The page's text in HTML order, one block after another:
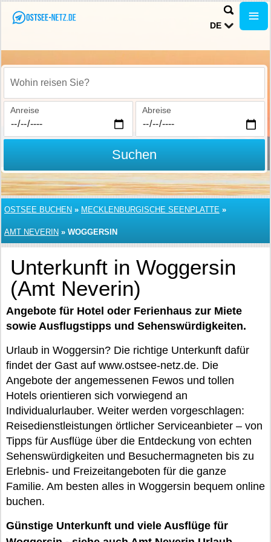
DE
Wohin reisen Sie?
Anreise Abreise
Suchen
OSTSEE BUCHEN » MECKLENBURGISCHE SEENPLATTE »
AMT NEVERIN » WOGGERSIN
Unterkunft in Woggersin
(Amt Neverin)
Angebote für Hotel oder Ferienhaus zur Miete
sowie Ausflugstipps und Sehenswürdigkeiten.
Urlaub in Woggersin? Die richtige Unterkunft dafür
findet der Gast auf www.ostsee-netz.de. Die
Angebote der angemessenen Fewos und tollen
Hotels orientieren sich vorwiegend an
Individualurlauber. Weiter werden vorgeschlagen:
Reisedienstleistungen örtlicher Serviceanbieter – von
Tipps für Ausflüge über die Entdeckung von echten
Sehenswürdigkeiten und Besuchermagneten bis zu
Erlebnis- und Freizeitangeboten für die ganze
Familie. Am besten alles in Woggersin bequem online
buchen.
Günstige Unterkunft und viele Ausflüge für